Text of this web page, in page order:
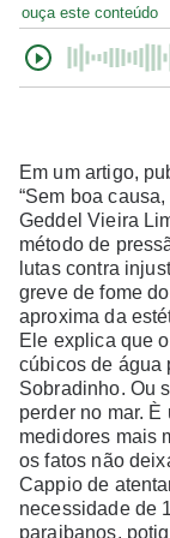
ouça este conteúdo
Em um artigo,
“Sem boa
Geddel Vieira
método de
lutas contra
greve de fome
aproxima da
Ele explica que
cúbicos de água
Sobradinho. Ou
perder no mar.
medidores mais
os fatos não
Cappio de
necessidade de
paraibanos,